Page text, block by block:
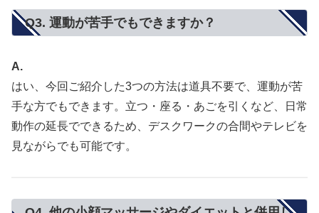
Q3. 運動が苦手でもできますか？
A.
はい、今回ご紹介した3つの方法は道具不要で、運動が苦
手な方でもできます。立つ・座る・あごを引くなど、日常
動作の延長でできるため、デスクワークの合間やテレビを
見ながらでも可能です。